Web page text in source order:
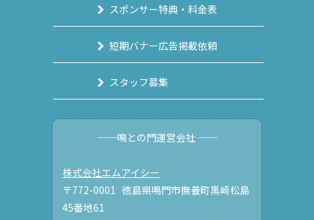
スポンサー特典・料金表
短期バナー広告掲載依頼
スタッフ募集
──鳴との門運営会社 ──
株式会社エムアイシー
〒772-0001 徳島県鳴門市撫養町黒崎松島
45番地61